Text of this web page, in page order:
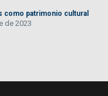
como patrimonio cultural
de 2023